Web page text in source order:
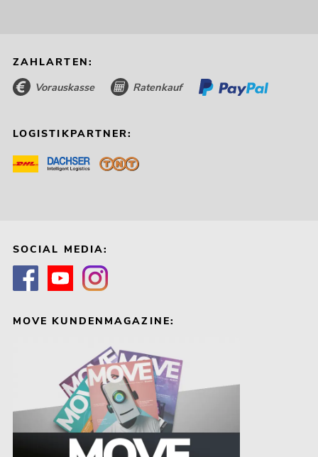
ZAHLARTEN:
Vorauskasse Ratenkauf
LOGISTIKPARTNER:
SOCIAL MEDIA:
MOVE KUNDENMAGAZINE: